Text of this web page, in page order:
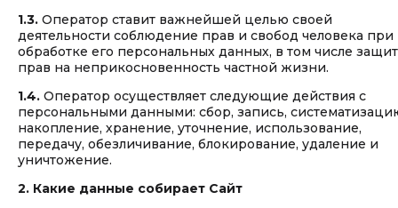
1.3. Оператор ставит важнейшей целью своей
деятельности соблюдение прав и свобод человека при
обработке его персональных данных, в том числе
прав на неприкосновенность частной жизни.
1.4. Оператор осуществляет следующие действия с
персональными данными: сбор, запись,
накопление, хранение, уточнение, использование,
передачу, обезличивание, блокирование, удаление и
уничтожение.
2. Какие данные собирает Сайт